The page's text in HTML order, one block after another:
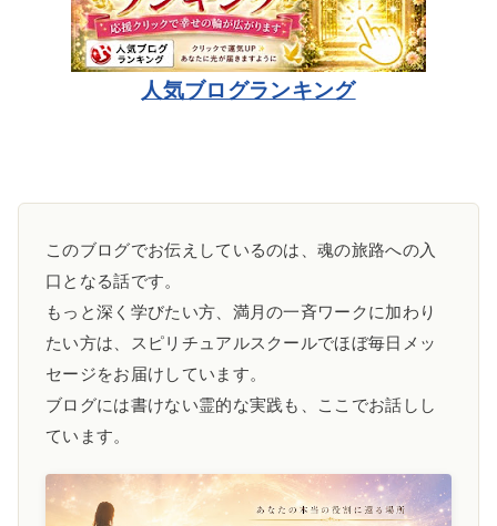
人気ブログランキング
このブログでお伝えしているのは、魂の旅路への入
口となる話です。
もっと深く学びたい方、満月の一斉ワークに加わり
たい方は、スピリチュアルスクールでほぼ毎日メッ
セージをお届けしています。
ブログには書けない霊的な実践も、ここでお話しし
ています。